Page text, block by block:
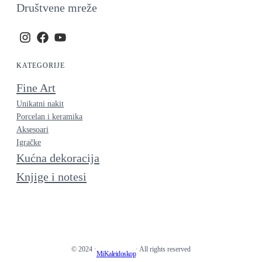
Društvene mreže
KATEGORIJE
Fine Art
Unikatni nakit
Porcelan i keramika
Aksesoari
Igračke
Kućna dekoracija
Knjige i notesi
© 2024 ·
MiKaleidoskop
· All rights reserved